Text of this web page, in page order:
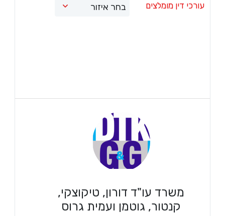
עורכי דין מומלצים
משרד עו"ד דורון, טיקוצקי,
קנטור, גוטמן ועמית גרוס